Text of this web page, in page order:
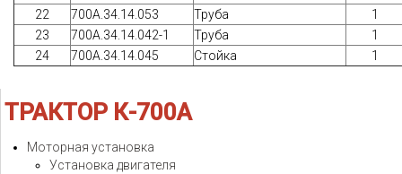
22
700А.34.14.053 Труба
1
23
700А.34.14.042-1 Труба
1
24
700А.34.14.045 Стойка 1
ТРАКТОР К-700А
Моторная установка
Установка двигателя